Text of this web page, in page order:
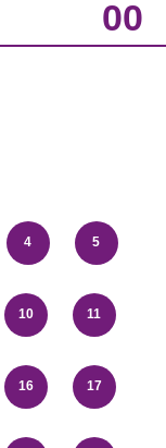
00
4 5
10 11
16 17